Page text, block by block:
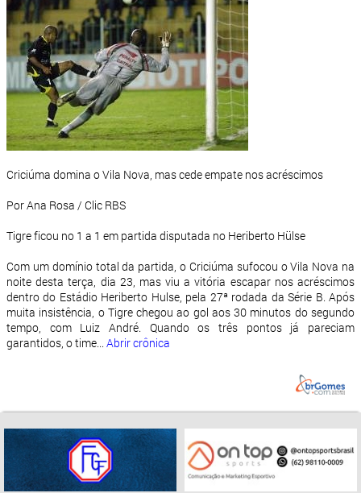
Criciúma domina o Vila Nova, mas cede empate nos acréscimos
Por Ana Rosa / Clic RBS
Tigre ficou no 1 a 1 em partida disputada no Heriberto Hülse
Com um domínio total da partida, o Criciúma sufocou o Vila Nova na
noite desta terça, dia 23, mas viu a vitória escapar nos acréscimos
dentro do Estádio Heriberto Hulse, pela 27ª rodada da Série B. Após
muita insistência, o Tigre chegou ao gol aos 30 minutos do segundo
tempo, com Luiz André. Quando os três pontos já pareciam
garantidos, o time... Abrir crônica